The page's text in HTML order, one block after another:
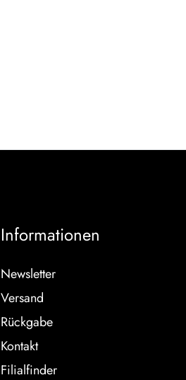
Informationen
Newsletter
Versand
Rückgabe
Kontakt
Filialfinder